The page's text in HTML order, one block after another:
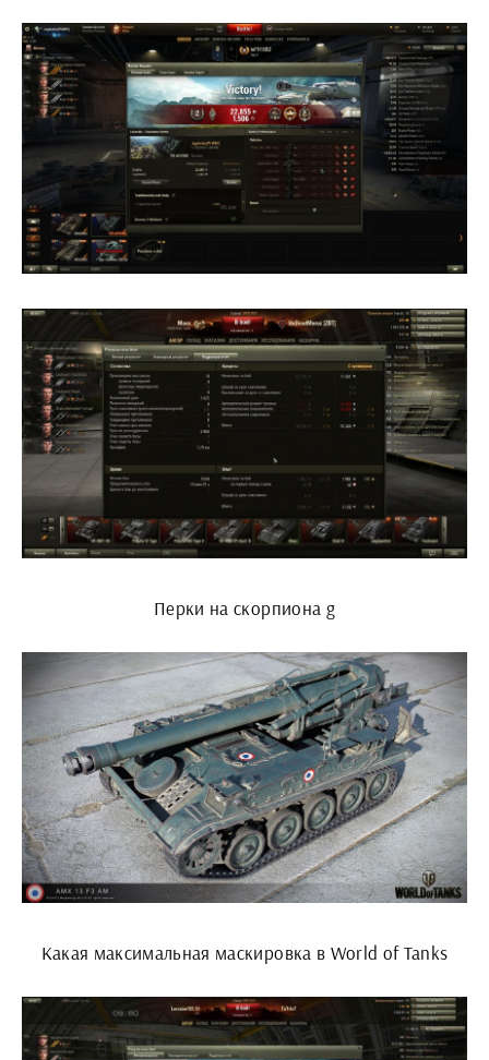
Перки на скорпиона g
Какая максимальная маскировка в World of Tanks